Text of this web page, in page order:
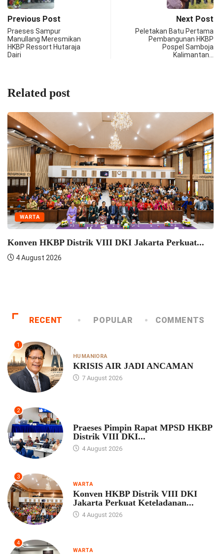
Previous Post
Praeses Sampur
Manullang Meresmikan
HKBP Ressort Hutaraja
Dairi
Next Post
Peletakan Batu Pertama
Pembangunan HKBP
Pospel Samboja
Kalimantan…
Related post
WARTA
RECENT POPULAR COMMENTS
1
HUMANIORA
KRISIS AIR JADI ANCAMAN
7 August 2026
2
Praeses Pimpin Rapat MPSD HKBP
Distrik VIII DKI...
4 August 2026
3
WARTA
Konven HKBP Distrik VIII DKI
Jakarta Perkuat Keteladanan...
4 August 2026
4
WARTA